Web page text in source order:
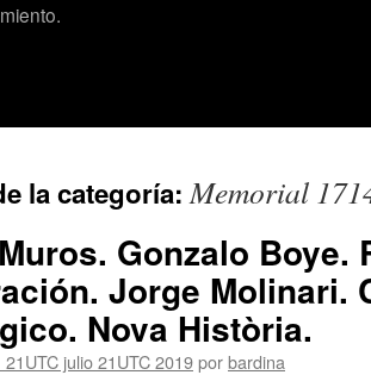
la categoría:Memorial
Gonzalo Boye.
Jorge Molinari.
Nova Història.
21UTC julio 21UTC 2019porbardina